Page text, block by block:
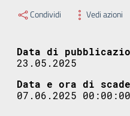
Condividi Vedi azioni
Data di
23.05.2025
Data e ora di
07.06.2025 00:00:00